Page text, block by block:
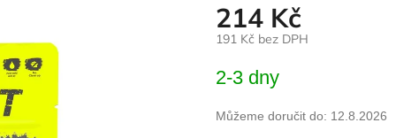
214 Kč
191 Kč bez DPH
cena:
2-3 dny
Můžeme doručit do: 12.8.2026